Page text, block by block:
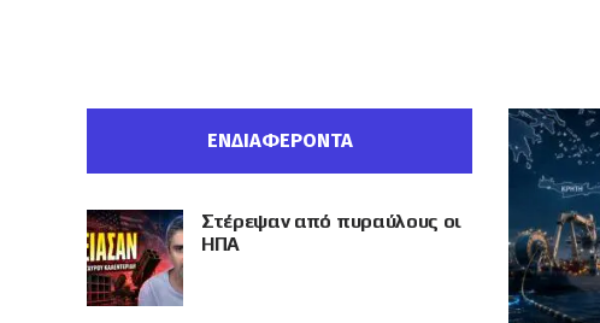
ΕΝΔΙΑΦΕΡΟΝΤΑ
Στέρεψαν από πυραύλους οι
ΗΠΑ